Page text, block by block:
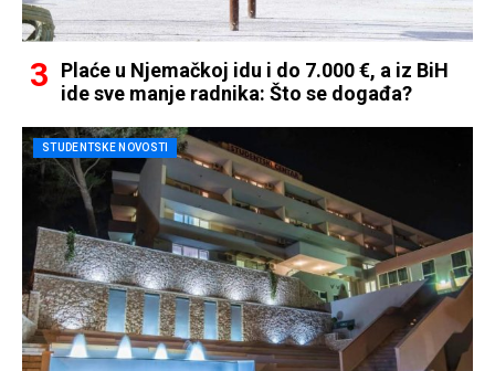
Plaće u Njemačkoj idu i do 7.000 €, a iz BiH
ide sve manje radnika: Što se događa?
STUDENTSKE NOVOSTI